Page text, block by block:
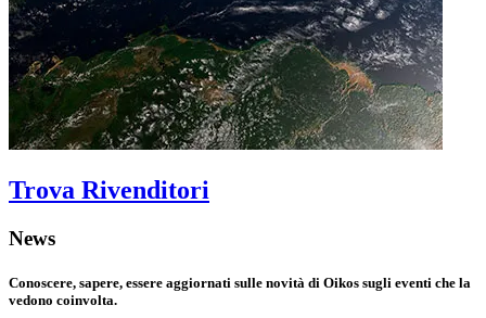
Trova Rivenditori
News
Conoscere, sapere, essere aggiornati sulle novità di Oikos sugli eventi che la
vedono coinvolta.